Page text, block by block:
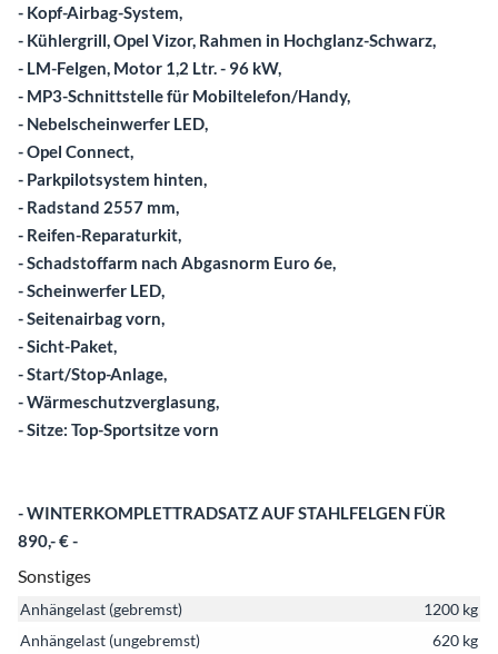
- Kopf-Airbag-System,
- Kühlergrill, Opel Vizor, Rahmen in Hochglanz-Schwarz,
- LM-Felgen, Motor 1,2 Ltr. - 96 kW,
- MP3-Schnittstelle für Mobiltelefon/Handy,
- Nebelscheinwerfer LED,
- Opel Connect,
- Parkpilotsystem hinten,
- Radstand 2557 mm,
- Reifen-Reparaturkit,
- Schadstoffarm nach Abgasnorm Euro 6e,
- Scheinwerfer LED,
- Seitenairbag vorn,
- Sicht-Paket,
- Start/Stop-Anlage,
- Wärmeschutzverglasung,
- Sitze: Top-Sportsitze vorn
- WINTERKOMPLETTRADSATZ AUF STAHLFELGEN FÜR
890,- € -
Sonstiges
Anhängelast (gebremst)
1200 kg
Anhängelast (ungebremst)
620 kg